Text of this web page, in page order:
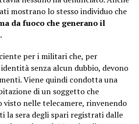
mostrano lo stesso individuo che
da fuoco che generano il
per i militari che, per
senza alcun dubbio, devono
Viene quindi condotta una
di un soggetto che
visto nelle telecamere, rinvenendo
la sera degli spari registrati dalle